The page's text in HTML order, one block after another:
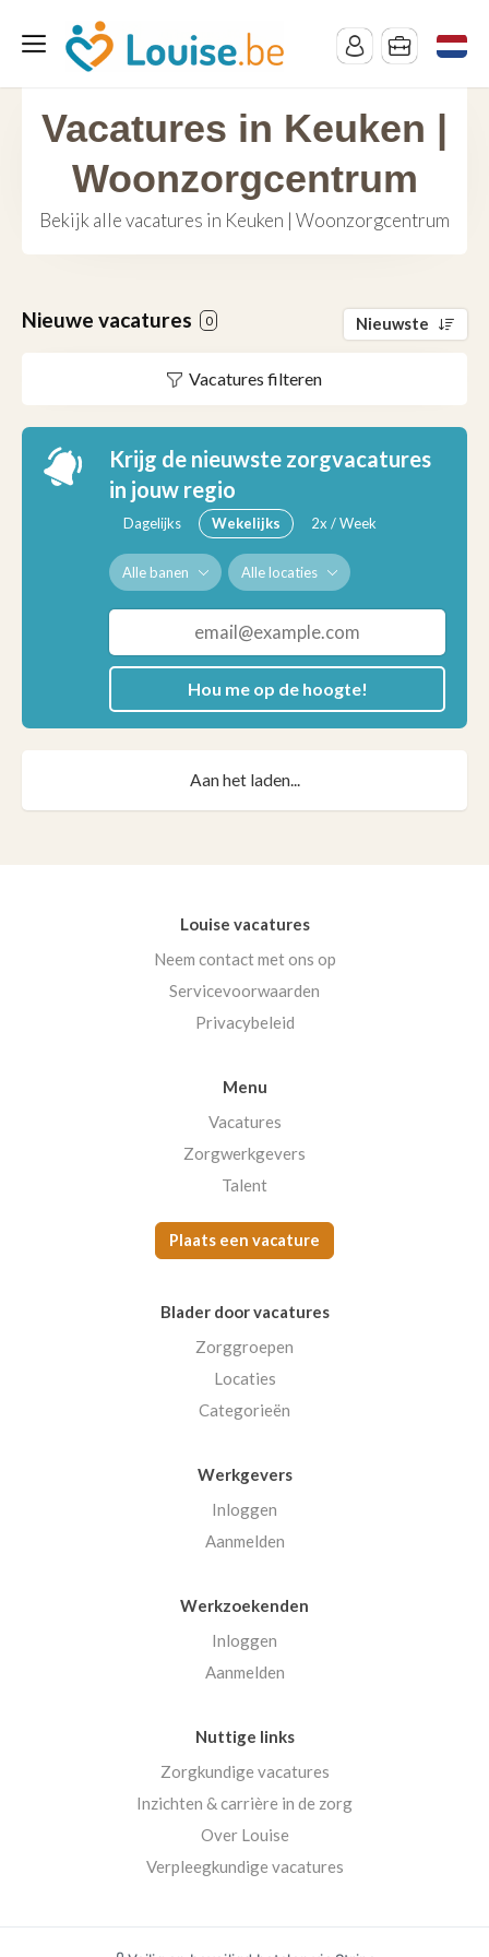
Vacatures in Keuken |
Woonzorgcentrum
Bekijk alle vacatures in Keuken | Woonzorgcentrum
Nieuwe vacatures 0 Nieuwste
Vacatures filteren
Krijg de nieuwste zorgvacatures
in jouw regio
Dagelijks Wekelijks 2x / Week
Alle banen Alle locaties
Hou me op de hoogte!
Aan het laden...
Louise vacatures
Neem contact met ons op
Servicevoorwaarden
Privacybeleid
Menu
Vacatures
Zorgwerkgevers
Talent
Plaats een vacature
Blader door vacatures
Zorggroepen
Locaties
Categorieën
Werkgevers
Inloggen
Aanmelden
Werkzoekenden
Inloggen
Aanmelden
Nuttige links
Zorgkundige vacatures
Inzichten & carrière in de zorg
Over Louise
Verpleegkundige vacatures